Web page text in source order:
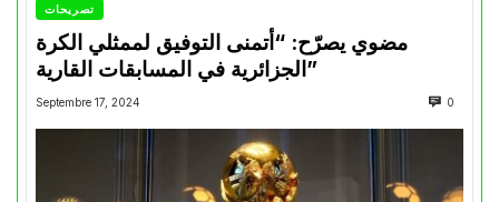
تصريحات
مضوي يصرّح: “أتمنى التوفيق لممثلي الكرة
الجزائرية في المسابقات القارية”
Septembre 17, 2024 0